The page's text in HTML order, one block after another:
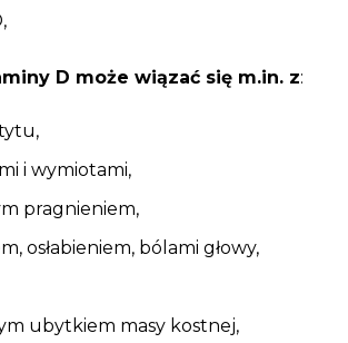
D może wiązać się m.in. z:
i wymiotami,
pragnieniem,
osłabieniem, bólami głowy,
ubytkiem masy kostnej,